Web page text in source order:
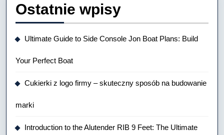
Ostatnie wpisy
Ultimate Guide to Side Console Jon Boat Plans: Build
Your Perfect Boat
Cukierki z logo firmy – skuteczny sposób na budowanie
marki
Introduction to the Alutender RIB 9 Feet: The Ultimate